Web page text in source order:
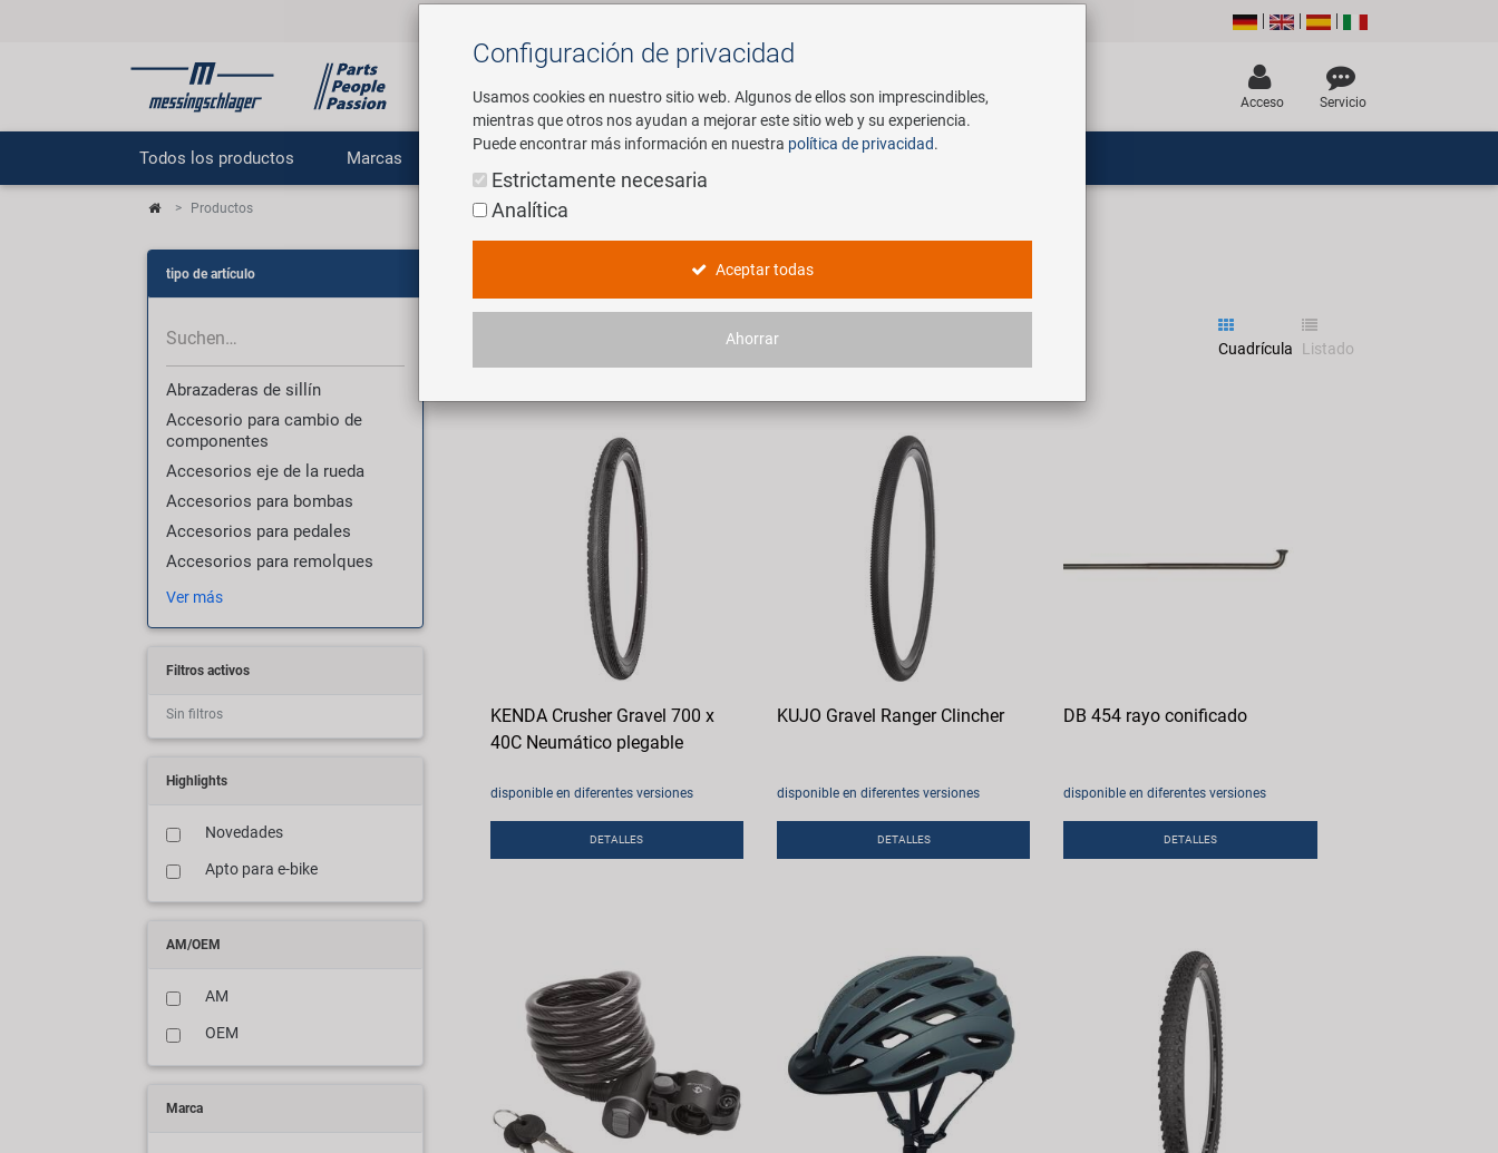
Buscar
Acceso Servicio
Todos los productos Marcas Servicio
Productos
tipo de artículo
Abrazaderas de sillín
Accesorio para cambio de
componentes
Accesorios eje de la rueda
Accesorios para bombas
Accesorios para pedales
Accesorios para remolques
Ver más
Filtros activos
Sin filtros
Highlights
Novedades
Apto para e-bike
AM/OEM
AM
OEM
Marca
Cuadrícula Listado
KENDA Crusher Gravel 700 x
40C Neumático plegable
disponible en diferentes versiones
DETALLES
KUJO Gravel Ranger Clincher
disponible en diferentes versiones
DETALLES
DB 454 rayo conificado
disponible en diferentes versiones
DETALLES
Configuración de privacidad
Usamos cookies en nuestro sitio web. Algunos de ellos son imprescindibles,
mientras que otros nos ayudan a mejorar este sitio web y su experiencia.
Puede encontrar más información en nuestra política de privacidad.
Estrictamente necesaria
Analítica
Aceptar todas
Ahorrar